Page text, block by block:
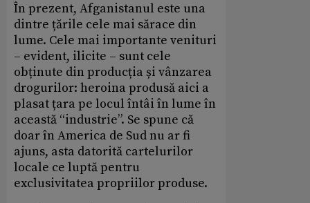
În prezent, Afganistanul este una
dintre țările cele mai sărace din
lume. Cele mai importante venituri
– evident, ilicite – sunt cele
obținute din producția și vânzarea
drogurilor: heroina produsă aici a
plasat țara pe locul întâi în lume în
această “industrie”. Se spune că
doar în America de Sud nu ar fi
ajuns, asta datorită cartelurilor
locale ce luptă pentru
exclusivitatea propriilor produse.